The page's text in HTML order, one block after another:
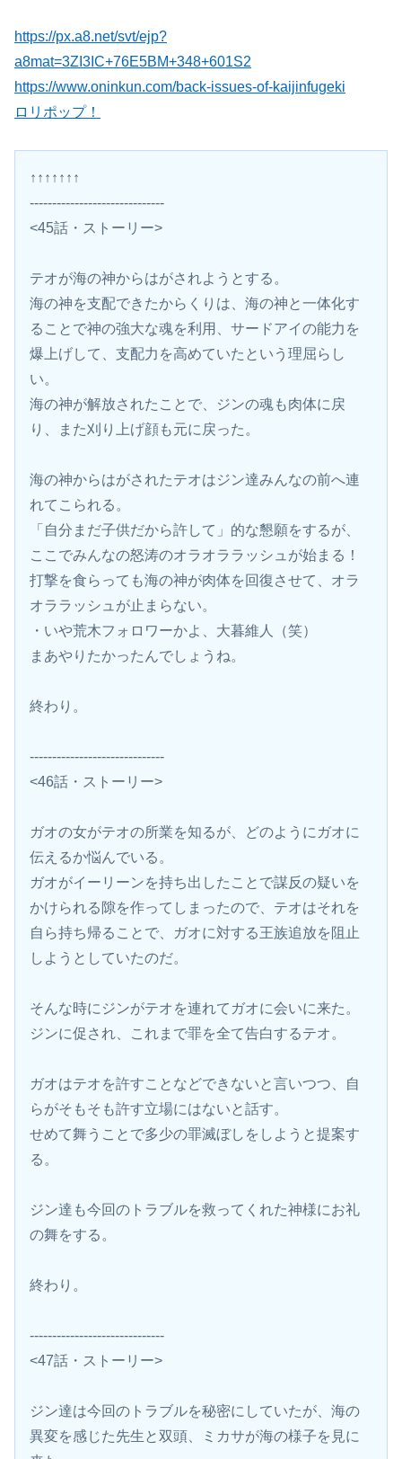
https://px.a8.net/svt/ejp?
a8mat=3ZI3IC+76E5BM+348+601S2
https://www.oninkun.com/back-issues-of-kaijinfugeki
ロリポップ！
↑↑↑↑↑↑↑
------------------------------
<45話・ストーリー>
テオが海の神からはがされようとする。
海の神を支配できたからくりは、海の神と一体化す
ることで神の強大な魂を利用、サードアイの能力を
爆上げして、支配力を高めていたという理屈らし
い。
海の神が解放されたことで、ジンの魂も肉体に戻
り、また刈り上げ顔も元に戻った。
海の神からはがされたテオはジン達みんなの前へ連
れてこられる。
「自分まだ子供だから許して」的な懇願をするが、
ここでみんなの怒涛のオラオララッシュが始まる！
打撃を食らっても海の神が肉体を回復させて、オラ
オララッシュが止まらない。
・いや荒木フォロワーかよ、大暮維人（笑）
まあやりたかったんでしょうね。
終わり。
------------------------------
<46話・ストーリー>
ガオの女がテオの所業を知るが、どのようにガオに
伝えるか悩んでいる。
ガオがイーリーンを持ち出したことで謀反の疑いを
かけられる隙を作ってしまったので、テオはそれを
自ら持ち帰ることで、ガオに対する王族追放を阻止
しようとしていたのだ。
そんな時にジンがテオを連れてガオに会いに来た。
ジンに促され、これまで罪を全て告白するテオ。
ガオはテオを許すことなどできないと言いつつ、自
らがそもそも許す立場にはないと話す。
せめて舞うことで多少の罪滅ぼしをしようと提案す
る。
ジン達も今回のトラブルを救ってくれた神様にお礼
の舞をする。
終わり。
------------------------------
<47話・ストーリー>
ジン達は今回のトラブルを秘密にしていたが、海の
異変を感じた先生と双頭、ミカサが海の様子を見に